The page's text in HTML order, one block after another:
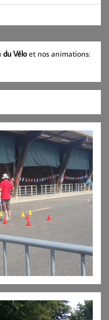
du Véloet nos animations: